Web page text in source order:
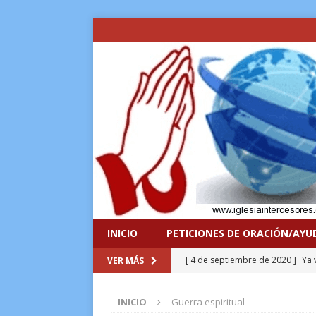
INICIO PETICIONES DE ORACIÓN/
VER MÁS [ 4 de septiembre de 2020 ] Ya
[ 8 de enero de 2017 ]
INICIO Guerra espiritual